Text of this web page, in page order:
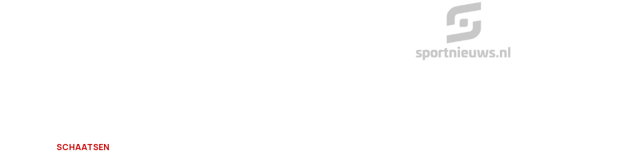
SCHAATSEN